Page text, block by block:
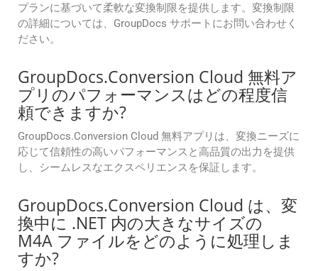
プランに基づいて柔軟な変換制限を提供します。変換制限
の詳細については、GroupDocs サポートにお問い合わせく
ださい。
GroupDocs.Conversion Cloud 無料ア
プリのパフォーマンスはどの程度信
頼できますか?
GroupDocs.Conversion Cloud 無料アプリは、変換ニーズに
応じて信頼性の高いパフォーマンスと高品質の出力を提供
し、シームレスなエクスペリエンスを保証します。
GroupDocs.Conversion Cloud は、変
換中に .NET 内の大きなサイズの
M4A ファイルをどのように処理しま
すか?